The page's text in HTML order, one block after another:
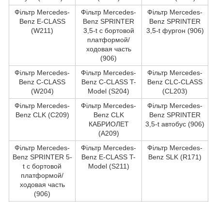
Фільтр Mercedes-
Benz E-CLASS
(W211)
Фільтр Mercedes-
Benz SPRINTER
3,5-t c бортовой
платформой/
ходовая часть
(906)
Фільтр Mercedes-
Benz SPRINTER
3,5-t фургон (906)
Фільтр Mercedes-
Benz C-CLASS
(W204)
Фільтр Mercedes-
Benz C-CLASS T-
Model (S204)
Фільтр Mercedes-
Benz CLC-CLASS
(CL203)
Фільтр Mercedes-
Benz CLK (C209)
Фільтр Mercedes-
Benz CLK
КАБРИОЛЕТ
(A209)
Фільтр Mercedes-
Benz SPRINTER
3,5-t автобус (906)
Фільтр Mercedes-
Benz SPRINTER 5-
t c бортовой
платформой/
ходовая часть
(906)
Фільтр Mercedes-
Benz E-CLASS T-
Model (S211)
Фільтр Mercedes-
Benz SLK (R171)